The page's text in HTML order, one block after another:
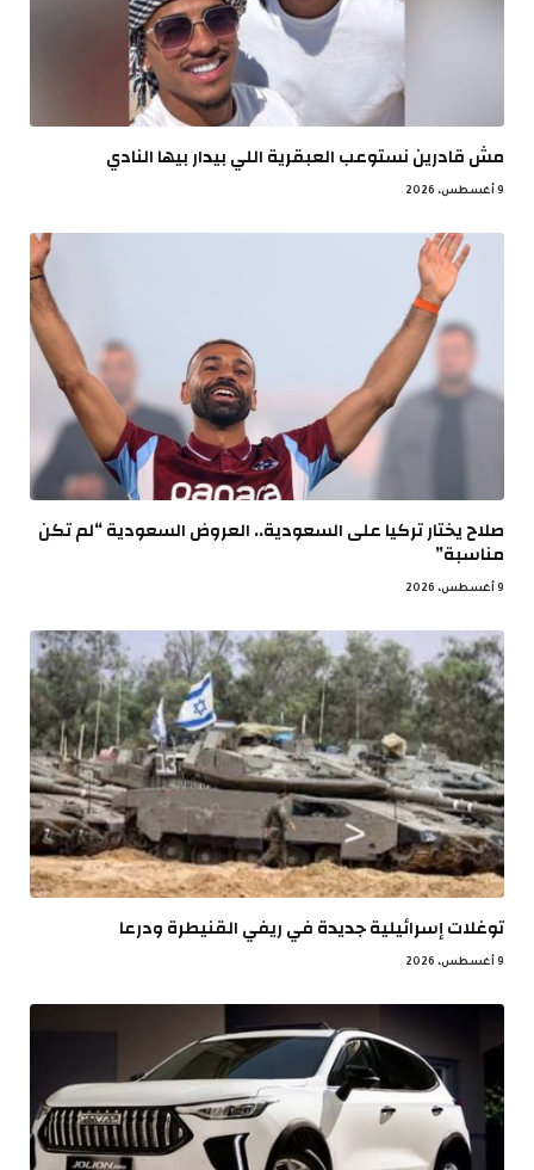
مش قادرين نستوعب العبقرية اللي بيدار بيها النادي
9 أغسطس، 2026
صلاح يختار تركيا على السعودية.. العروض السعودية “لم تكن
مناسبة”
9 أغسطس، 2026
توغلات إسرائيلية جديدة في ريفي القنيطرة ودرعا
9 أغسطس، 2026